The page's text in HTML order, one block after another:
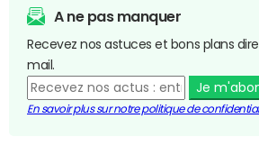
A ne pas manquer
Recevez nos astuces et bons plans
mail.
Je
En savoir plus sur notre politique de